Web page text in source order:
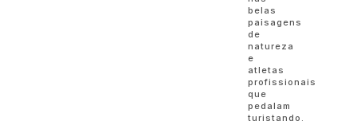
belas
paisagens
de
natureza
e
atletas
profissionais
que
pedalam
turistando.